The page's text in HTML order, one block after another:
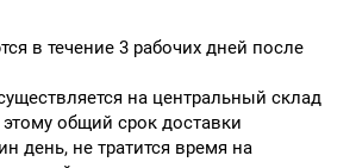
в течение 3 рабочих дней после
на центральный склад
общий срок доставки
день, не тратится время на